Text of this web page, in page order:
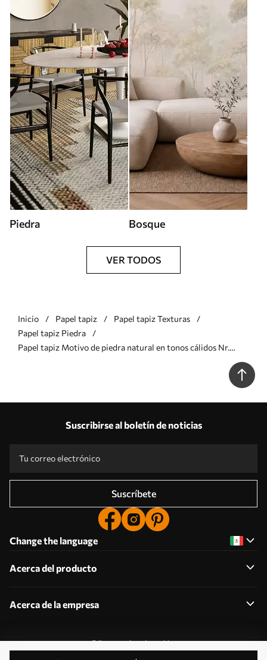
Piedra Bosque
VER TODOS
Inicio Papel tapiz
Papel tapiz Texturas
Papel tapiz Piedra
Papel tapiz Motivo de piedra natural en tonos cálidos Nr.
Suscribirse al boletín de noticias
Suscríbete
Change the language
Acerca del producto
Acerca de la empresa
Editar permisos de cookies
2011-2026 Uwalls . Todos los derechos reservados.